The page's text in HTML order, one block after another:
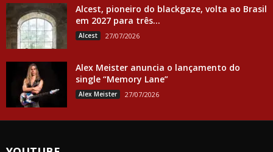
Alcest, pioneiro do blackgaze, volta ao Brasil
em 2027 para três...
Alcest 27/07/2026
Alex Meister anuncia o lançamento do
single “Memory Lane”
Alex Meister 27/07/2026